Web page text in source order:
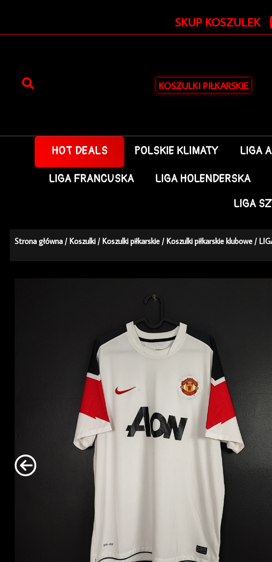
treści
SKUP KOSZULEK
KOSZULKI PIŁKARSKIE
HOT DEALS POLSKIE KLIMATY LIGA
LIGA FRANCUSKA LIGA HOLENDERSKA
LIGA
Strona główna /Koszulki /Koszulki piłkarskie /Koszulki piłkarskie klubowe /